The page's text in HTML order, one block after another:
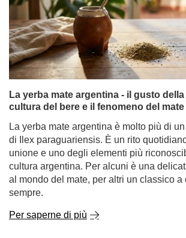
La yerba mate argentina - il gusto
cultura del bere e il fenomeno del
La yerba mate argentina è molto più di
di
Ilex paraguariensis. È un rito
unione e uno degli elementi più
cultura argentina. Per alcuni è una
al mondo del mate, per altri un classico a
sempre.
Per saperne di più